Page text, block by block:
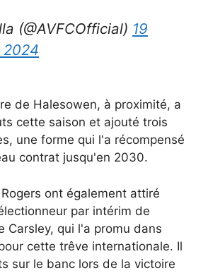
(@AVFCOfficial) 19
de Halesowen, à proximité, a
cette saison et ajouté trois
une forme qui l'a récompensé
contrat jusqu'en 2030.
ont également attiré
par intérim de
Carsley, qui l'a promu dans
cette trêve internationale. Il
sur le banc lors de la victoire